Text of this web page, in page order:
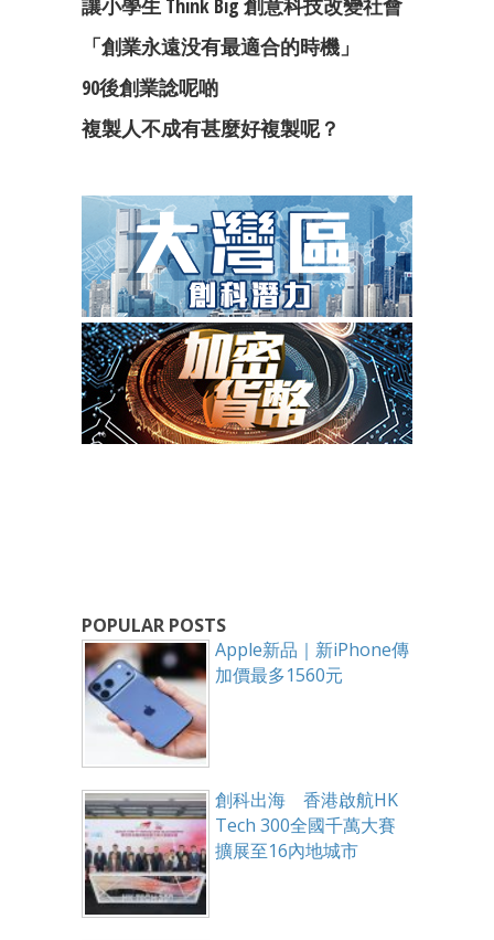
「創業永遠没有最適合的時機」
90後創業諗呢啲
複製人不成有甚麼好複製呢？
POPULAR POSTS
Apple新品｜新iPhone傳
加價最多1560元
創科出海 香港啟航HK
Tech 300全國千萬大賽
擴展至16內地城市